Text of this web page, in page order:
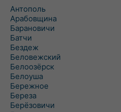
Антополь
Арабовщина
Барановичи
Батчи
Бездеж
Беловежский
Белоозёрск
Белоуша
Бережное
Береза
Берёзовичи